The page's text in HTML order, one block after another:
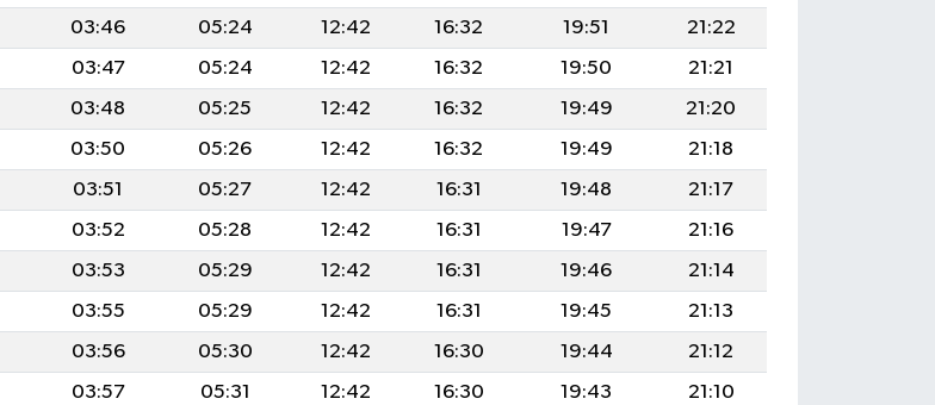
03:46 05:24 12:42 16:32 19:51
21:22
03:47 05:24 12:42 16:32 19:50
21:21
03:48 05:25 12:42 16:32 19:49
21:20
03:50 05:26 12:42 16:32 19:49
21:18
03:51 05:27 12:42 16:31 19:48
21:17
03:52 05:28 12:42 16:31 19:47
21:16
03:53 05:29 12:42 16:31 19:46
21:14
03:55 05:29 12:42 16:31 19:45
21:13
03:56 05:30 12:42 16:30 19:44
21:12
03:57 05:31 12:42 16:30 19:43
21:10